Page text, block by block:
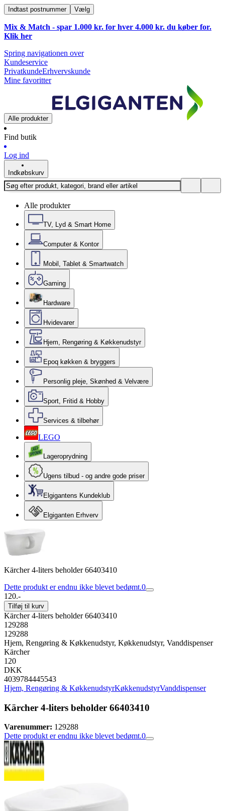
Indtast postnummer Vælg
Mix & Match - spar 1.000 kr. for hver 4.000 kr. du køber for.
Klik her
Spring navigationen over
Kundeservice
PrivatkundeErhvervskunde
Mine favoritter
Alle produkter
Find butik
Log ind
Indkøbskurv
Alle produkter
TV, Lyd & Smart Home
Computer & Kontor
Mobil, Tablet & Smartwatch
Gaming
Hardware
Hvidevarer
Hjem, Rengøring & Køkkenudstyr
Epoq køkken & bryggers
Personlig pleje, Skønhed & Velvære
Sport, Fritid & Hobby
Services & tilbehør
LEGO
Lageroprydning
Ugens tilbud - og andre gode priser
Elgigantens Kundeklub
Elgiganten Erhverv
Kärcher 4-liters beholder 66403410
Dette produkt er endnu ikke blevet bedømt.0
120.-
Tilføj til kurv
Kärcher 4-liters beholder 66403410
129288
129288
Hjem, Rengøring & Køkkenudstyr, Køkkenudstyr, Vanddispenser
Kärcher
120
DKK
4039784445543
Hjem, Rengøring & KøkkenudstyrKøkkenudstyrVanddispenser
Kärcher 4-liters beholder 66403410
Varenummer: 129288
Dette produkt er endnu ikke blevet bedømt.0